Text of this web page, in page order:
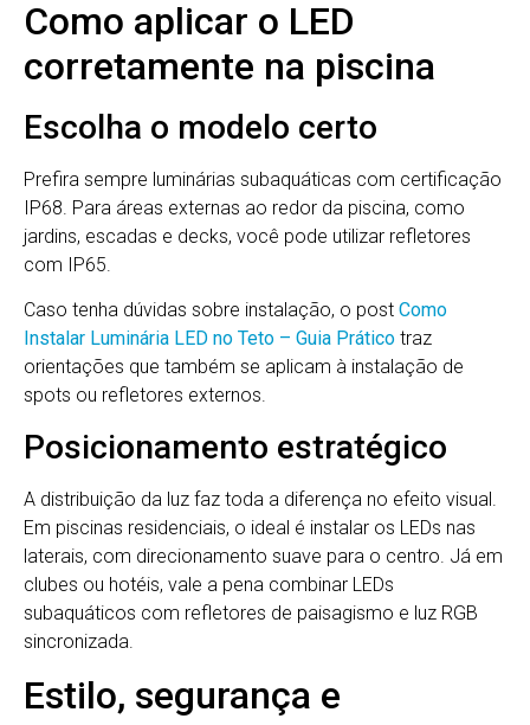
Como aplicar o LED
corretamente na piscina
Escolha o modelo certo
Prefira sempre luminárias subaquáticas com certificação
IP68. Para áreas externas ao redor da piscina, como
jardins, escadas e decks, você pode utilizar refletores
com IP65.
Caso tenha dúvidas sobre instalação, o post Como
Instalar Luminária LED no Teto – Guia Prático traz
orientações que também se aplicam à instalação de
spots ou refletores externos.
Posicionamento estratégico
A distribuição da luz faz toda a diferença no efeito visual.
Em piscinas residenciais, o ideal é instalar os LEDs nas
laterais, com direcionamento suave para o centro. Já em
clubes ou hotéis, vale a pena combinar LEDs
subaquáticos com refletores de paisagismo e luz RGB
sincronizada.
Estilo, segurança e